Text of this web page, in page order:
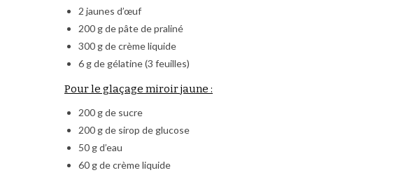
2 jaunes d’œuf
200 g de pâte de praliné
300 g de crème liquide
6 g de gélatine (3 feuilles)
Pour le glaçage miroir jaune :
200 g de sucre
200 g de sirop de glucose
50 g d’eau
60 g de crème liquide